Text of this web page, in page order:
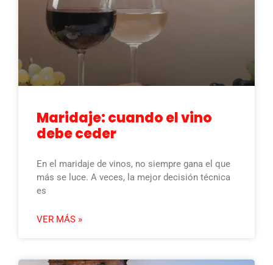
Maridaje: cuando el vino
debe ceder
En el maridaje de vinos, no siempre gana el que
más se luce. A veces, la mejor decisión técnica
es
VER MÁS »